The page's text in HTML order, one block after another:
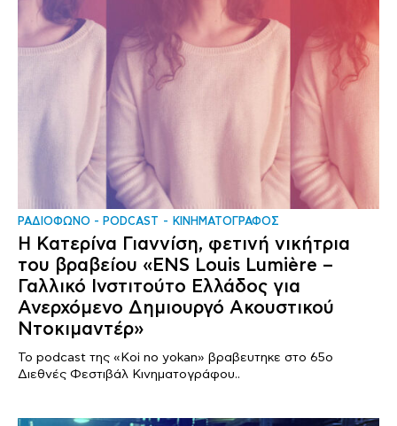
ΡΑΔΙΟΦΩΝΟ - PODCAST ΚΙΝΗΜΑΤΟΓΡΑΦΟΣ
Η Κατερίνα Γιαννίση, φετινή νικήτρια
του βραβείου «ENS Louis Lumière –
Γαλλικό Ινστιτούτο Ελλάδος για
Ανερχόμενο Δημιουργό Ακουστικού
Ντοκιμαντέρ»
Το podcast της «Koi no yokan» βραβευτηκε στο 65ο
Διεθνές Φεστιβάλ Κινηματογράφου..